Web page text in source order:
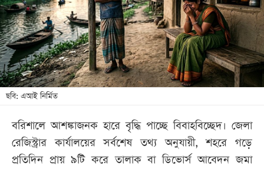
খেলা
বিনোদন
লাইফ
স্টাইল
শিক্ষা
সব
বিভাগ
ছবি: এআই নির্মিত
বরিশালে আশঙ্কাজনক হারে বৃদ্ধি পাচ্ছে বিবাহবিচ্ছেদ। জেলা
রেজিস্ট্রার কার্যালয়ের সর্বশেষ তথ্য অনুযায়ী, শহরে গড়ে
প্রতিদিন প্রায় ৯টি করে তালাক বা ডিভোর্স আবেদন জমা